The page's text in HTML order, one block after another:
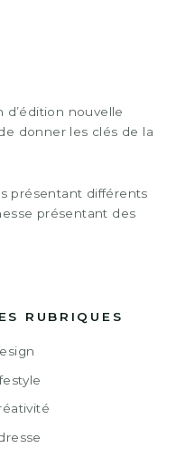
d’édition nouvelle
donner les clés de la
présentant différents
présentant des
RUBRIQUES